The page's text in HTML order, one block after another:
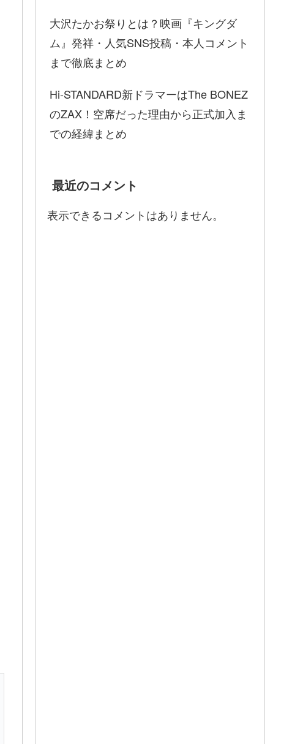
大沢たかお祭りとは？映画『キングダ
ム』発祥・人気SNS投稿・本人コメント
まで徹底まとめ
Hi-STANDARD新ドラマーはThe BONEZ
のZAX！空席だった理由から正式加入ま
での経緯まとめ
最近のコメント
表示できるコメントはありません。